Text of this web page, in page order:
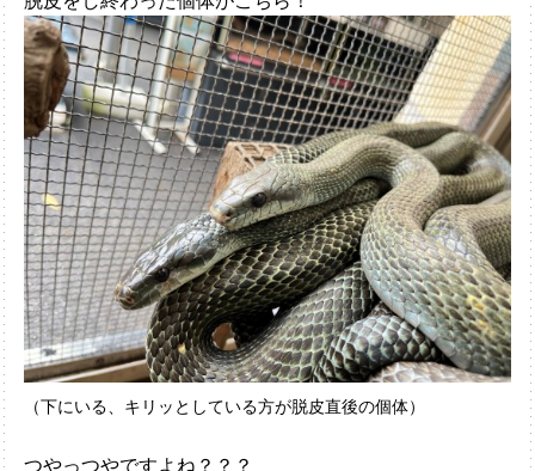
（下にいる、キリッとしている方が脱皮直後の個体）
つやっつやですよね？？？